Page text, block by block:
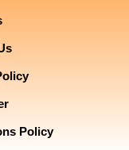
Policy